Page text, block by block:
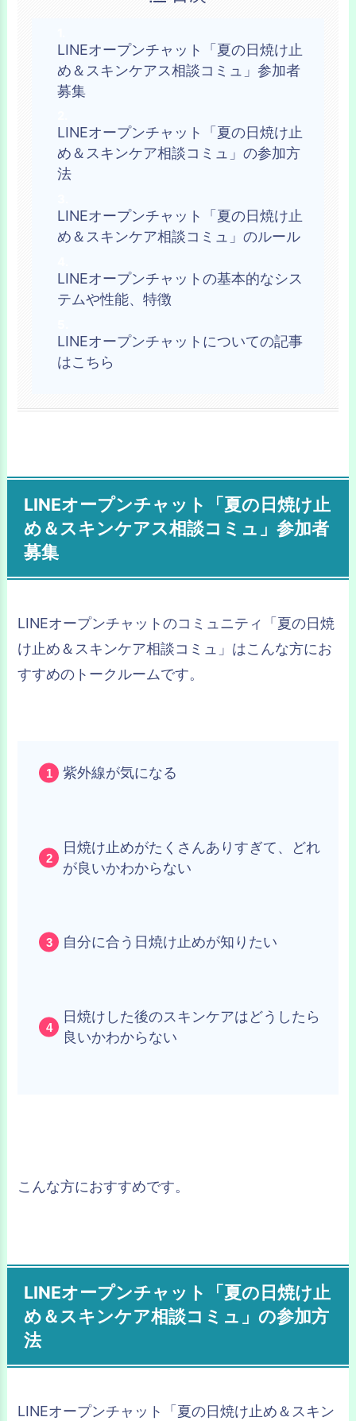
LINEオープンチャット「夏の日焼け止
め＆スキンケアス相談コミュ」参加者
募集
LINEオープンチャット「夏の日焼け止
め＆スキンケア相談コミュ」の参加方
法
LINEオープンチャット「夏の日焼け止
め＆スキンケア相談コミュ」のルール
LINEオープンチャットの基本的なシス
テムや性能、特徴
LINEオープンチャットについての記事
はこちら
LINEオープンチャット「夏の日焼け止
め＆スキンケアス相談コミュ」参加者
募集
LINEオープンチャットのコミュニティ「夏の日焼
け止め＆スキンケア相談コミュ」はこんな方にお
すすめのトークルームです。
紫外線が気になる
日焼け止めがたくさんありすぎて、どれ
が良いかわからない
自分に合う日焼け止めが知りたい
日焼けした後のスキンケアはどうしたら
良いかわからない
こんな方におすすめです。
LINEオープンチャット「夏の日焼け止
め＆スキンケア相談コミュ」の参加方
法
LINEオープンチャット「夏の日焼け止め＆スキン